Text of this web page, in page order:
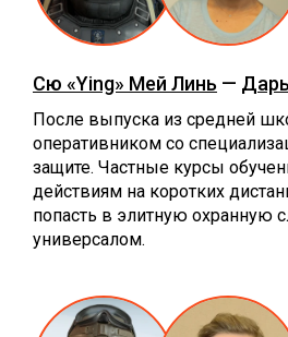
Сю «Ying» Мей Линь —
После выпуска из средней
оперативником со
защите. Частные курсы
действиям на коротких
попасть в элитную охранную
универсалом.